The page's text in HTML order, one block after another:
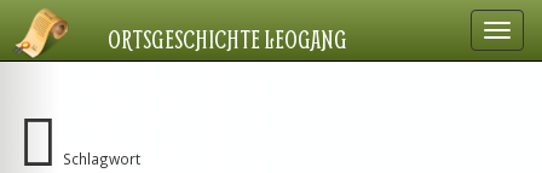
ORTSGESCHICHTE LEOGANG
Schlagwort